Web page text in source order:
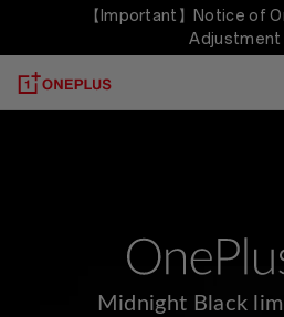
【Important】Notice of
Adjustment
Midnight Black